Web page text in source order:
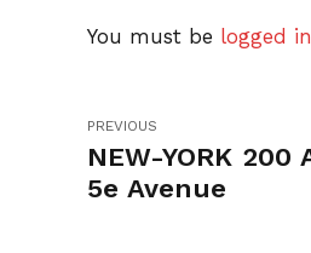
You must be logged in
PREVIOUS
NEW-YORK 200 Alsaciens ont défilé
5e Avenue